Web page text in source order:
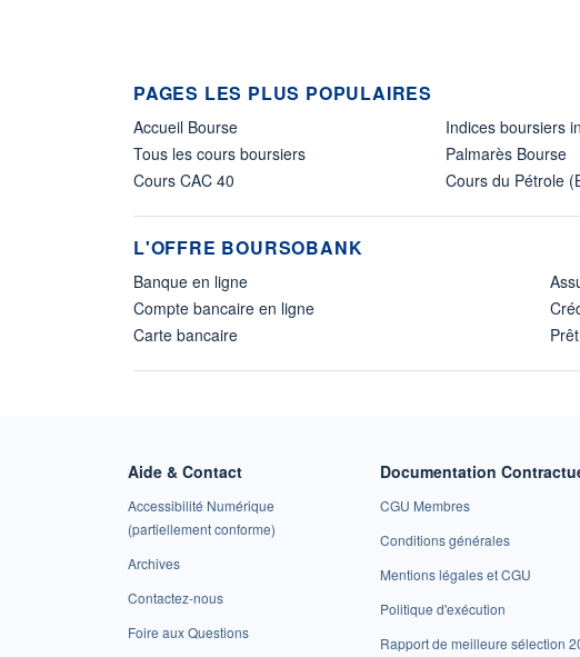
PAGES LES PLUS POPULAIRES
Accueil Bourse
Tous les cours boursiers
Cours CAC 40
Indices boursiers
Palmarès Bourse
Cours du Pétrole
L'OFFRE BOURSOBANK
Banque en ligne
Compte bancaire en ligne
Carte bancaire
Aide & Contact
Accessibilité Numérique
(partiellement conforme)
Archives
Contactez-nous
Foire aux Questions
Documentation
CGU Membres
Conditions générales
Mentions légales et CGU
Politique d'exécution
Rapport de meilleure sélection